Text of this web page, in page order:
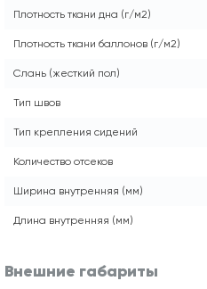
Плотность ткани дна (г/м2)
Плотность ткани баллонов (г/м2)
Слань (жесткий пол)
Тип швов
Тип крепления сидений
Количество отсеков
Ширина внутренняя (мм)
Длина внутренняя (мм)
Внешние габариты